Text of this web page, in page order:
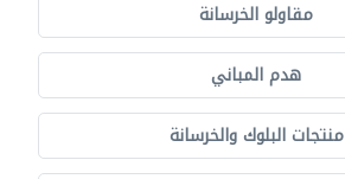
مقاولو الخرسانة
هدم المباني
منتجات البلوك والخرسانة